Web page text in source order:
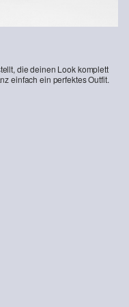
die deinen Look komplett
einfach ein perfektes Outfit.